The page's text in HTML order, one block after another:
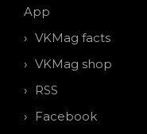
App
VKMag facts
VKMag shop
RSS
Facebook